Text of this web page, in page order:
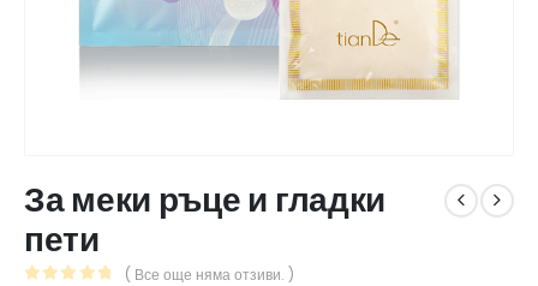
За меки ръце и гладки
пети
( Все още няма отзиви. )